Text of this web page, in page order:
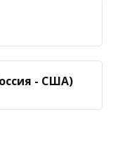
- США)